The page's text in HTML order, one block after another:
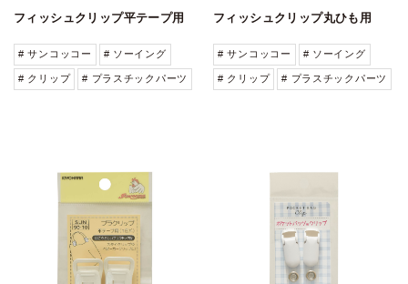
フィッシュクリップ平テープ用
# サンコッコー # ソーイング
# クリップ # プラスチックパーツ
フィッシュクリップ丸ひも用
# サンコッコー # ソーイング
# クリップ # プラスチックパーツ